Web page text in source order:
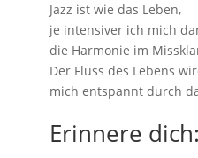
Jazz ist wie das Leben,
je intensiver ich mich
die Harmonie im
Der Fluss des Lebens
mich entspannt durch
Erinnere dich: